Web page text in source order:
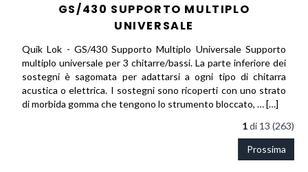
GS/430 SUPPORTO MULTIPLO
UNIVERSALE
Quik Lok - GS/430 Supporto Multiplo Universale Supporto
multiplo universale per 3 chitarre/bassi. La parte inferiore dei
sostegni è sagomata per adattarsi a ogni tipo di chitarra
acustica o elettrica. I sostegni sono ricoperti con uno strato
di morbida gomma che tengono lo strumento bloccato, … […]
1di 13 (263)
Prossima